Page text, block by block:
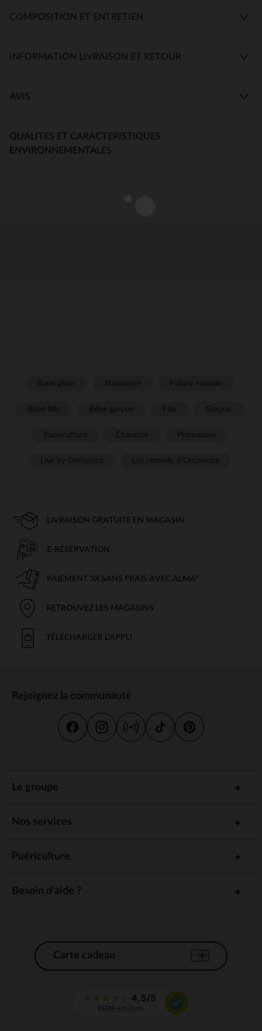
COMPOSITION ET ENTRETIEN
INFORMATION LIVRAISON ET RETOUR
AVIS
QUALITES ET CARACTERISTIQUES
ENVIRONNEMENTALES
LIVRAISON GRATUITE EN MAGASIN
E-RÉSERVATION
PAIEMENT 3X SANS FRAIS AVEC ALMA*
RETROUVEZ LES MAGASINS
TÉLÉCHARGER L'APPLI
Rejoignez la communauté
Le groupe
Nos services
Puériculture
Besoin d'aide ?
Carte cadeau